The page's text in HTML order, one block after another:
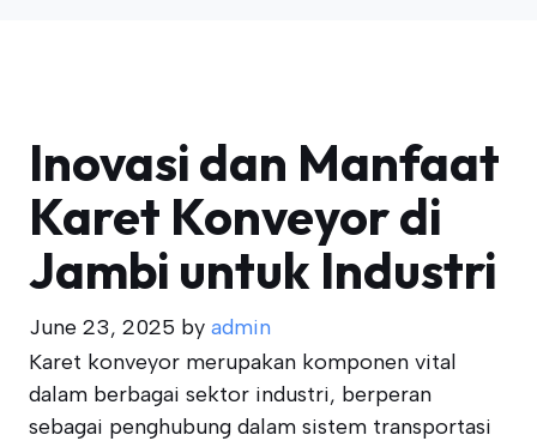
Inovasi dan Manfaat
Karet Konveyor di
Jambi untuk Industri
June 23, 2025 by admin
Karet konveyor merupakan komponen vital
dalam berbagai sektor industri, berperan
sebagai penghubung dalam sistem transportasi